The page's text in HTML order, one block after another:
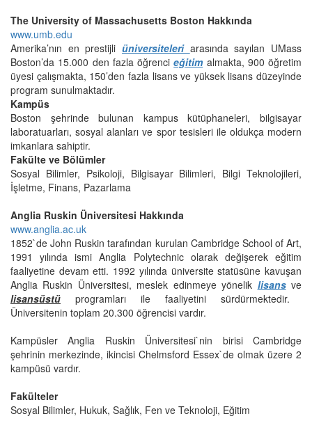
The University of Massachusetts Boston Hakkında
www.umb.edu
Amerika’nın en prestijli üniversiteleri arasında sayılan UMass
Boston’da 15.000 den fazla öğrencieğitimalmakta, 900 öğretim
üyesi çalışmakta, 150’den fazla lisans ve yüksek lisans düzeyinde
program sunulmaktadır.
Kampüs
Boston şehrinde bulunan kampus kütüphaneleri, bilgisayar
laboratuarları, sosyal alanları ve spor tesisleri ile oldukça modern
imkanlara sahiptir.
Fakülte ve Bölümler
Sosyal Bilimler, Psikoloji, Bilgisayar Bilimleri, Bilgi Teknolojileri,
İşletme, Finans, Pazarlama
Anglia Ruskin Üniversitesi Hakkında
www.anglia.ac.uk
1852`de John Ruskin tarafından kurulan Cambridge School of Art,
1991 yılında ismi Anglia Polytechnic olarak değişerek eğitim
faaliyetine devam etti. 1992 yılında üniversite statüsüne kavuşan
Anglia Ruskin Üniversitesi, meslek edinmeye yönelik lisansve
lisansüstü programları ile faaliyetini sürdürmektedir.
Üniversitenin toplam 20.300 öğrencisi vardır.
Kampüsler Anglia Ruskin Üniversitesi`nin birisi Cambridge
şehrinin merkezinde, ikincisi Chelmsford Essex`de olmak üzere 2
kampüsü vardır.
Fakülteler
Sosyal Bilimler, Hukuk, Sağlık, Fen ve Teknoloji, Eğitim